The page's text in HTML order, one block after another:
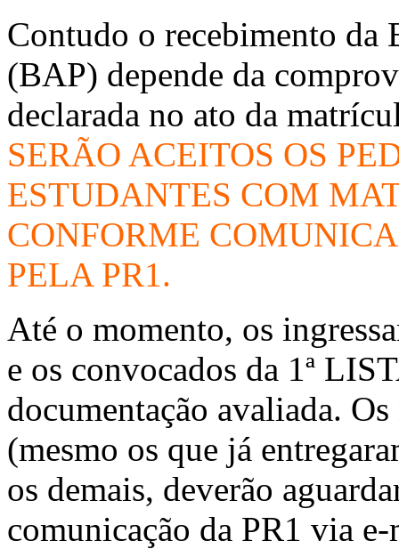
Contudo o recebimento da
(BAP) depende da
declarada no ato da
SERÃO ACEITOS OS
ESTUDANTES COM
CONFORME
PELA PR1.
Até o momento, os
e os convocados da 1ª
documentação avaliada.
(mesmo os que já
os demais, deverão
comunicação da PR1 via